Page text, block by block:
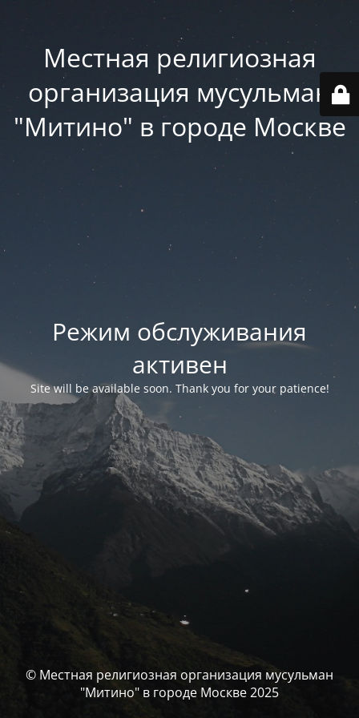
Местная религиозная
организация мусульман
"Митино" в городе Москве
Режим обслуживания
активен
Site will be available soon. Thank you for your patience!
© Местная религиозная организация мусульман
"Митино" в городе Москве 2025